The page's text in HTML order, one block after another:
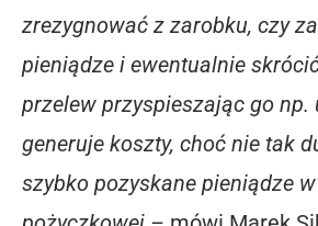
zrezygnować z zarobku, czy
pieniądze i ewentualnie
przelew przyspieszając go np.
generuje koszty, choć nie tak
szybko pozyskane pieniądze